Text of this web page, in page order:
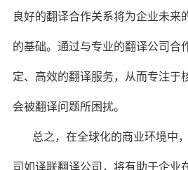
良好的翻译合作关系将为企业未来
的基础。通过与专业的翻译公司合
定、高效的翻译服务，从而专注于
会被翻译问题所困扰。
总之，在全球化的商业环境中
司如译联翻译公司，将有助于企业